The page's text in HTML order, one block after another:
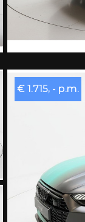
€ 1.715, - p.m.